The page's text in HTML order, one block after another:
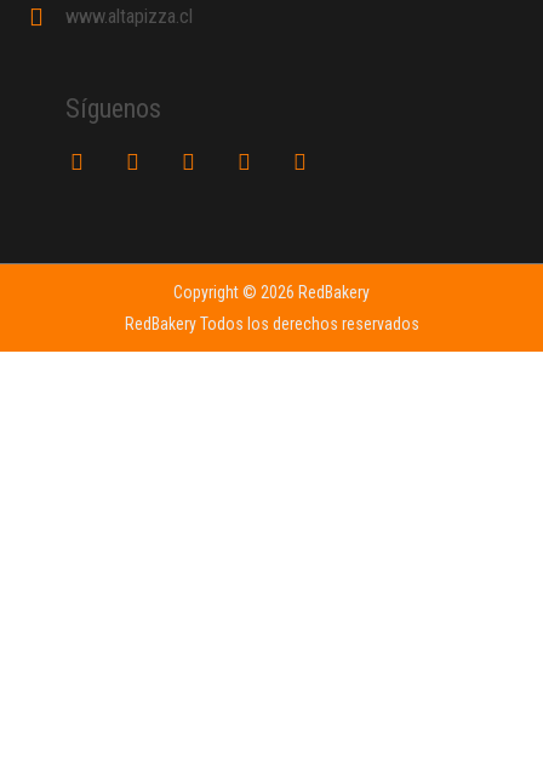
www.altapizza.cl
Síguenos
Copyright © 2026 RedBakery
RedBakery Todos los derechos reservados